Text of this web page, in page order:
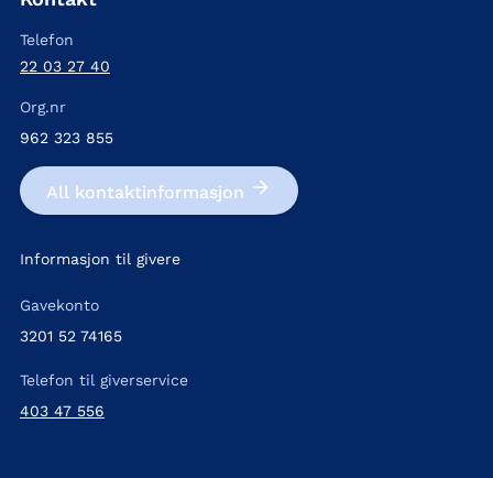
Telefon
22 03 27 40
Org.nr
962 323 855
All kontakt­informasjon
Informasjon til givere
Gavekonto
3201 52 74165
Telefon til giverservice
403 47 556